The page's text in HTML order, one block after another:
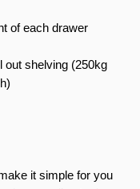
of each drawer
out shelving (250kg
it simple for you